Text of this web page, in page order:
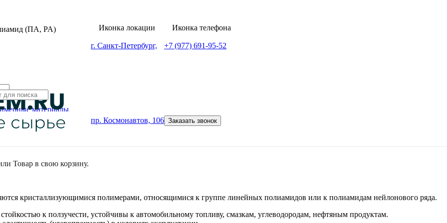
г. Санкт-Петербург,
пр. Космонавтов, 106
+7 (977) 691-95-52
Заказать звонок
Товар в свою корзину.
(ПА, PA)
материалы
кристаллизующимися полимерами, относящимися к группе линейных полиамидов или к полиамидам нейлонового ряда.
к ползучести, устойчивы к автомобильному топливу, смазкам, углеводородам, нефтяным продуктам.